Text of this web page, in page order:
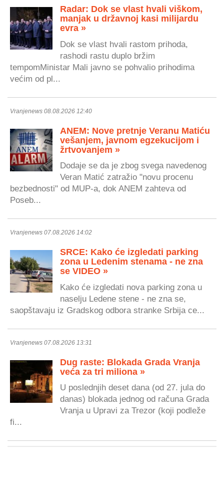
Radar: Dok se vlast hvali viškom,
manjak u državnoj kasi milijardu
evra »
Dok se vlast hvali rastom prihoda,
rashodi rastu duplo bržim
tempomMinistar Mali javno se pohvalio prihodima
većim od pl...
Vranjenews 08.08.2026 12:40
ANEM: Nove pretnje Veranu Matiću
vešanjem, javnom egzekucijom i
žrtvovanjem »
Dodaje se da je zbog svega navedenog
Veran Matić zatražio "novu procenu
bezbednosti" od MUP-a, dok ANEM zahteva od
Poseb...
Vranjenews 07.08.2026 14:02
SRCE: Kako će izgledati parking
zona u Ledenim stenama - ne zna
se VIDEO »
Kako će izgledati nova parking zona u
naselju Ledene stene - ne zna se,
saopštavaju iz Gradskog odbora stranke Srbija ce...
Vranjenews 07.08.2026 13:31
Dug raste: Blokada Grada Vranja
veća za tri miliona »
U poslednjih deset dana (od 27. jula do
danas) blokada jednog od računa Grada
Vranja u Upravi za Trezor (koji podleže
fi...